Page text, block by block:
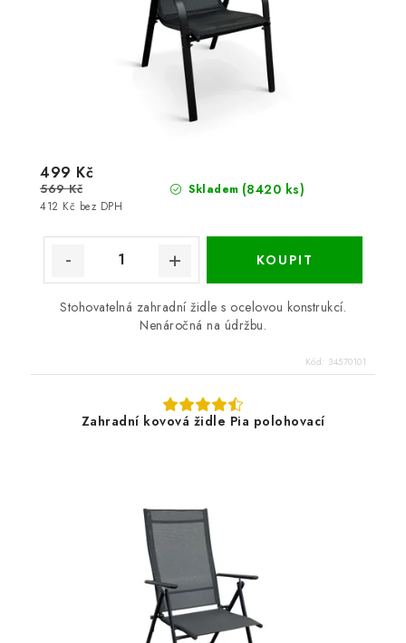
Skladem (8420 ks)
412 Kč bez DPH
499 Kč
569 Kč
Stohovatelná zahradní židle s ocelovou konstrukcí.
Nenáročná na údržbu.
Kód: 34570101
Zahradní kovová židle Pia polohovací